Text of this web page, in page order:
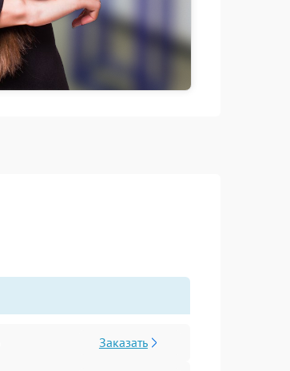
Заказать